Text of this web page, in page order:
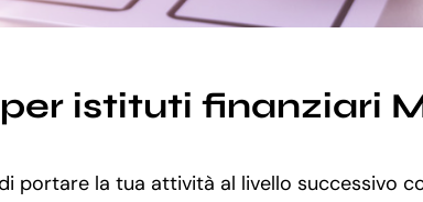
istituti finanziari
portare la tua attività al livello successivo